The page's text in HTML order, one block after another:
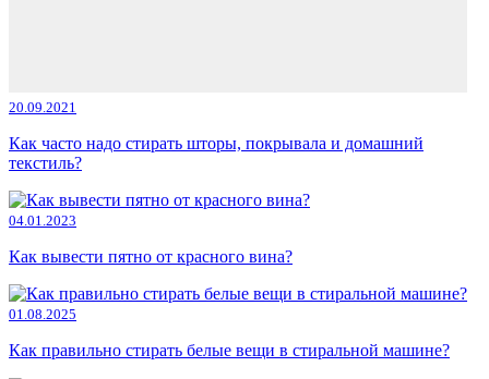
20.09.2021
Как часто надо стирать шторы, покрывала и домашний
текстиль?
04.01.2023
Как вывести пятно от красного вина?
01.08.2025
Как правильно стирать белые вещи в стиральной машине?